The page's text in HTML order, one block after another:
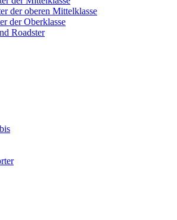
der oberen Mittelklasse
der Oberklasse
Roadster